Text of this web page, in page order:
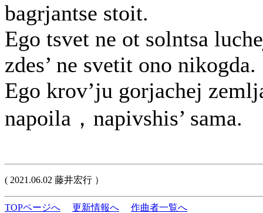
bagrjantse stoit.
Ego tsvet ne ot solntsa
zdes’ ne svetit ono nikogda.
Ego krov’ju gorjachej
napoila，napivshis’ sama.
( 2021.06.02 藤井宏行 ）
TOPページへ 更新情報へ 作曲者一覧へ